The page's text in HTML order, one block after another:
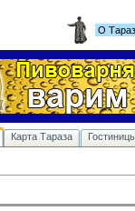
О
Карта Тараза